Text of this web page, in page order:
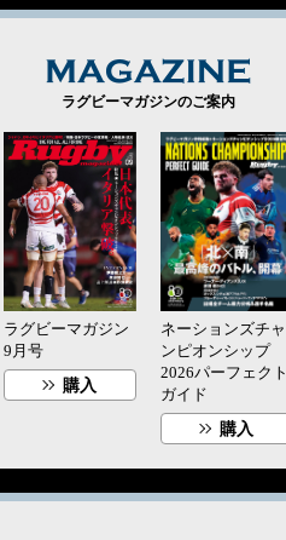
ラグビーマガジンのご案内
ラグビーマガジン
9月号
購入
ネーションズチャ
ンピオンシップ
2026パーフェクト
ガイド
購入